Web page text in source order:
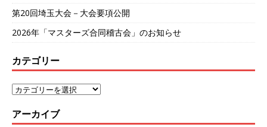
第20回埼玉大会－大会要項公開
2026年「マスターズ合同稽古会」のお知らせ
カテゴリー
アーカイブ